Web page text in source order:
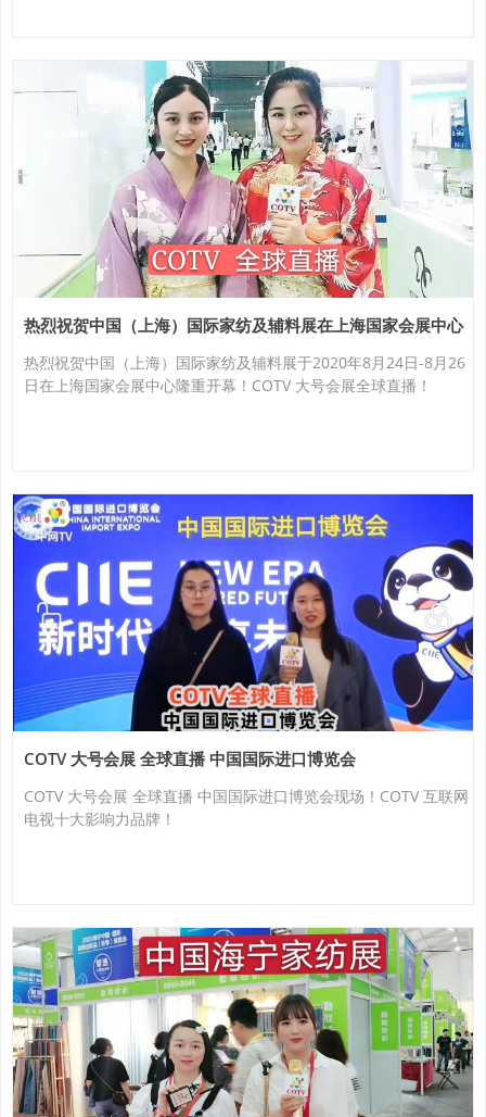
热烈祝贺中国（上海）国际家纺及辅料展在上海国家会展中心
隆重开幕！
热烈祝贺中国（上海）国际家纺及辅料展于2020年8月24日-8月26
日在上海国家会展中心隆重开幕！COTV 大号会展全球直播！
COTV 大号会展 全球直播 中国国际进口博览会
COTV 大号会展 全球直播 中国国际进口博览会现场！COTV 互联网
电视十大影响力品牌！